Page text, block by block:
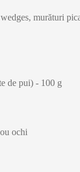
murături
de pui) - 100 g
ochi